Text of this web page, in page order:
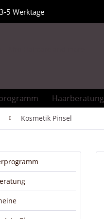
5 Werktage
Haarberatung
Kosmetik Pinsel